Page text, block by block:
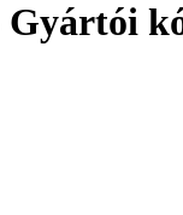
Gyártói